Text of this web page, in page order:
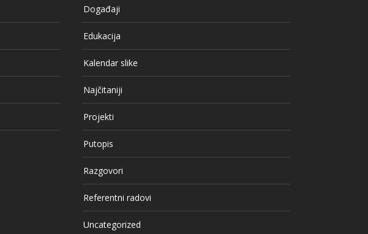
Događaji
Edukacija
Kalendar slike
Najčitaniji
Projekti
Putopis
Razgovori
Referentni radovi
Uncategorized